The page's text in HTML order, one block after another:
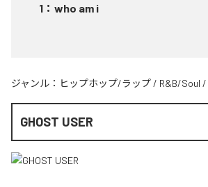
1 ： who am i
ジャンル： ヒップホップ/ラップ / R&B/Soul /
GHOST USER